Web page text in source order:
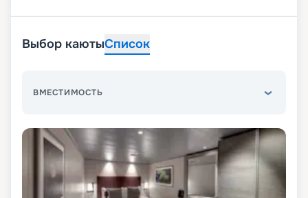
Выбор каютыСписок
ВМЕСТИМОСТЬ